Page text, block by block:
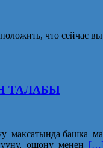
что сейчас
ТАЛАБЫ
башка
ошону менен […]